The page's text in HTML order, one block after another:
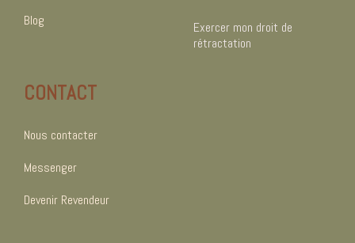
Blog
Exercer mon droit de
rétractation
CONTACT
Nous contacter
Messenger
Devenir Revendeur